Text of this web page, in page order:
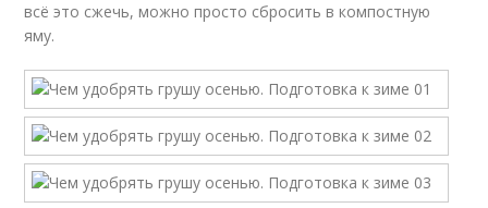
всё это сжечь, можно просто сбросить в компостную
яму.